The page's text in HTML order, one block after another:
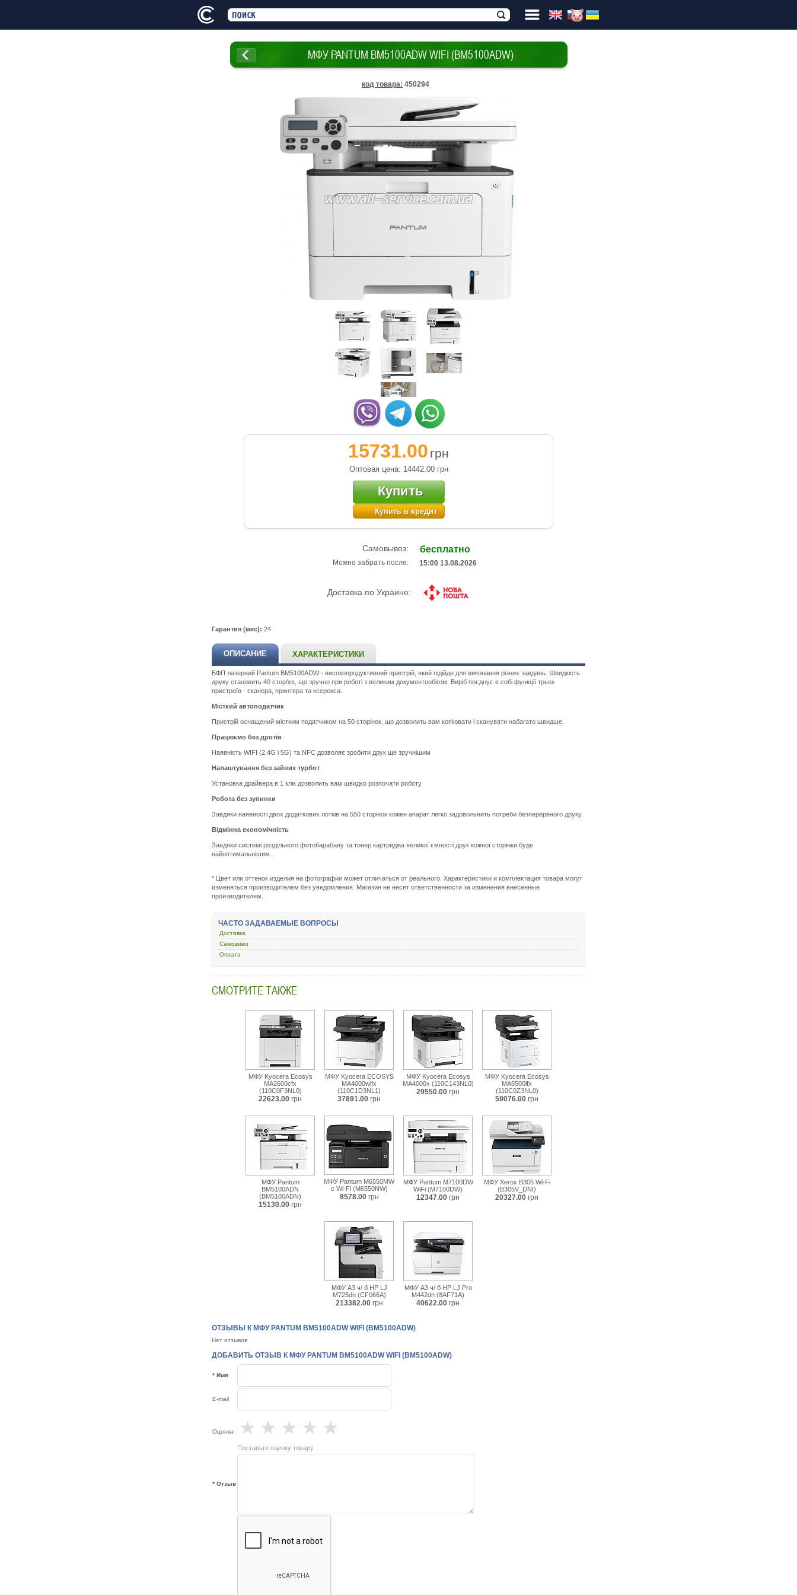
МФУ PANTUM BM5100ADW WIFI (BM5100ADW)
код товара: 450294
15731.00 грн
Оптовая цена: 14442.00 грн
Купить
Купить в кредит
Самовывоз: бесплатно
Можно забрать после: 15:00 13.08.2026
Доставка по Украине:
Гарантия (мес): 24
ОПИСАНИЕ ХАРАКТЕРИСТИКИ
БФП лазерний Pantum BM5100ADW - високопродуктивний пристрій, який підійде для виконання різних завдань. Швидкість
друку становить 40 стор/хв, що зручно при роботі з великим документообігом. Виріб поєднує в собі функції трьох
пристроїв - сканера, принтера та ксерокса.
Місткий автоподатчик
Пристрій оснащений містким податчиком на 50 сторінок, що дозволить вам копіювати і сканувати набагато швидше.
Працюємо без дротів
Наявність WIFI (2,4G і 5G) та NFC дозволяє зробити друк ще зручнішим
Налаштування без зайвих турбот
Установка драйвера в 1 клік дозволить вам швидко розпочати роботу
Робота без зупинки
Завдяки наявності двох додаткових лотків на 550 сторінок кожен апарат легко задовольнить потреби безперервного друку.
Відмінна економічність
Завдяки системі роздільного фотобарабану та тонер картриджа великої ємності друк кожної сторінки буде
найоптимальнішим.
orgtehnika/1290-
printer-
bm5100adw-
* Цвет или оттенок изделия на фотографии может отличаться от реального. Характеристики и комплектация товара могут
изменяться производителем без уведомления. Магазин не несет ответственности за изменения внесенные
производителем.
ЧАСТО ЗАДАВАЕМЫЕ ВОПРОСЫ
Доставка
Самовивіз
Оплата
СМОТРИТЕ ТАКЖЕ
МФУ Kyocera Ecosys
MA2600cfx
(110C0F3NL0)
22623.00 грн
МФУ Kyocera ECOSYS
MA4000wifx
(110C1D3NL1)
37891.00 грн
МФУ Kyocera Ecosys
MA4000x (110C143NL0)
29550.00 грн
МФУ Kyocera Ecosys
MA5500ifx
(110C0Z3NL0)
59076.00 грн
МФУ Pantum
BM5100ADN
(BM5100ADN)
15130.00 грн
МФУ Pantum M6550MW
с Wi-Fi (M6550NW)
8578.00 грн
МФУ Pantum M7100DW
WiFi (M7100DW)
12347.00 грн
МФУ Xerox B305 Wi-Fi
(B305V_DNI)
20327.00 грн
МФУ А3 ч/ б HP LJ
M725dn (CF066A)
213382.00 грн
МФУ А3 ч/ б HP LJ Pro
M442dn (8AF71A)
40622.00 грн
ОТЗЫВЫ К МФУ PANTUM BM5100ADW WIFI (BM5100ADW)
Нет отзывов
ДОБАВИТЬ ОТЗЫВ К МФУ PANTUM BM5100ADW WIFI (BM5100ADW)
* Имя
E-mail
Оценка ★
★
★
★
★
Поставьте оценку товару
* Отзыв